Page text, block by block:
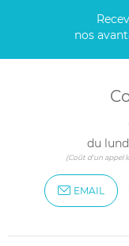
nos
du
(Coût d'un appel
EMAIL